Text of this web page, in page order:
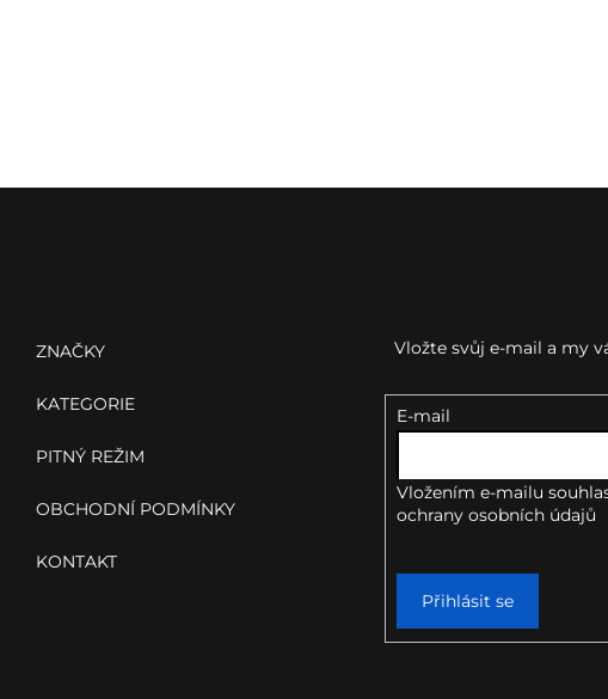
ZNAČKY
KATEGORIE
PITNÝ REŽIM
OBCHODNÍ PODMÍNKY
KONTAKT
Vložte svůj e-mail a my
E-mail
Vložením e-mailu
ochrany osobních údajů
Přihlásit se